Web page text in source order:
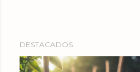
DESTACADOS